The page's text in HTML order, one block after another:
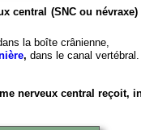
central (SNC ou
la boîte crânienne,
,dans le canal vertébral.
nerveux central reçoit,